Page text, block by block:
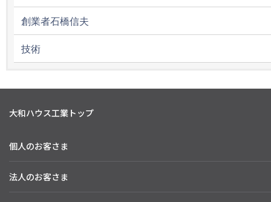
創業者石橋信夫
技術
大和ハウス工業トップ
個人のお客さま
法人のお客さま